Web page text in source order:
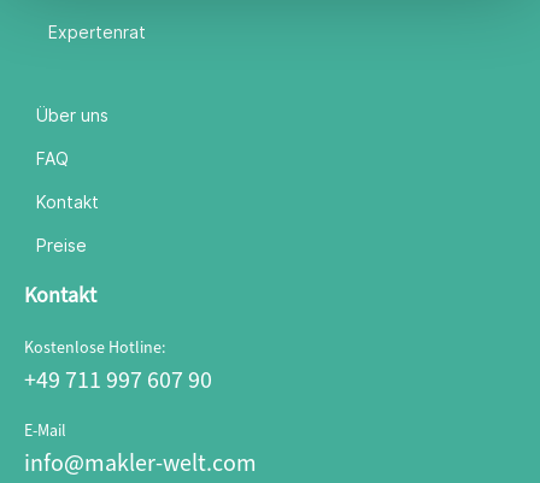
Expertenrat
Über uns
FAQ
Kontakt
Preise
Kontakt
Kostenlose Hotline:
+49 711 997 607 90
E-Mail
info@makler-welt.com